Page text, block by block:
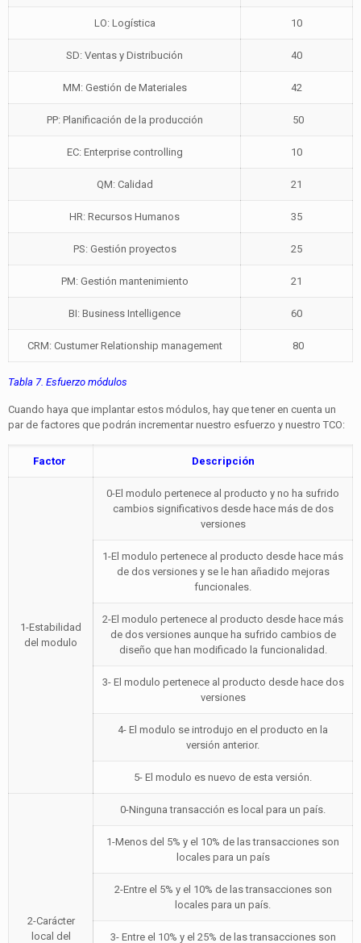
LO: Logística 10
SD: Ventas y Distribución 40
MM: Gestión de Materiales 42
PP: Planificación de la producción 50
EC: Enterprise controlling 10
QM: Calidad 21
HR: Recursos Humanos 35
PS: Gestión proyectos 25
PM: Gestión mantenimiento 21
BI: Business Intelligence 60
CRM: Custumer Relationship management 80
Tabla 7. Esfuerzo módulos
Cuando haya que implantar estos módulos, hay que tener en cuenta un
par de factores que podrán incrementar nuestro esfuerzo y nuestro TCO:
Factor Descripción
1-Estabilidad
del modulo
0-El modulo pertenece al producto y no ha sufrido
cambios significativos desde hace más de dos
versiones
1-El modulo pertenece al producto desde hace más
de dos versiones y se le han añadido mejoras
funcionales.
2-El modulo pertenece al producto desde hace más
de dos versiones aunque ha sufrido cambios de
diseño que han modificado la funcionalidad.
3- El modulo pertenece al producto desde hace dos
versiones
4- El modulo se introdujo en el producto en la
versión anterior.
5- El modulo es nuevo de esta versión.
2-Carácter
local del
0-Ninguna transacción es local para un país.
1-Menos del 5% y el 10% de las transacciones son
locales para un país
2-Entre el 5% y el 10% de las transacciones son
locales para un país.
3- Entre el 10% y el 25% de las transacciones son